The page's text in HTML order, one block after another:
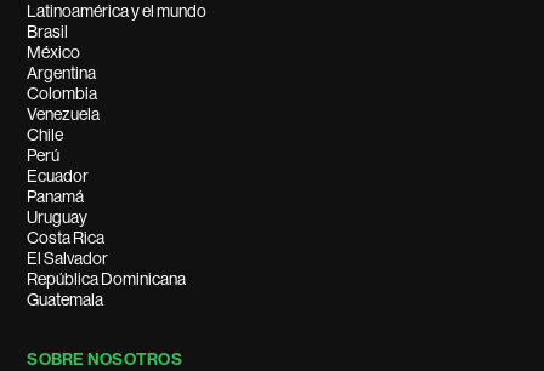
Latinoamérica y el mundo
Brasil
México
Argentina
Colombia
Venezuela
Chile
Perú
Ecuador
Panamá
Uruguay
Costa Rica
El Salvador
República Dominicana
Guatemala
SOBRE NOSOTROS